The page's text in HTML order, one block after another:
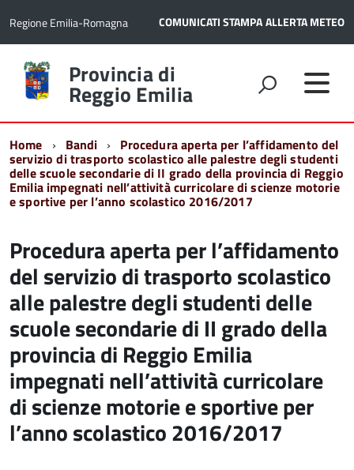
Regione Emilia-Romagna COMUNICATI STAMPAALLERTA METEO
Torna
alla
home
Provincia di
Reggio Emilia
Home Bandi Procedura aperta per l’affidamento del
servizio di trasporto scolastico alle palestre degli studenti
delle scuole secondarie di II grado della provincia di Reggio
Emilia impegnati nell’attività curricolare di scienze motorie
e sportive per l’anno scolastico 2016/2017
Procedura aperta per l’affidamento
del servizio di trasporto scolastico
alle palestre degli studenti delle
scuole secondarie di II grado della
provincia di Reggio Emilia
impegnati nell’attività curricolare
di scienze motorie e sportive per
l’anno scolastico 2016/2017